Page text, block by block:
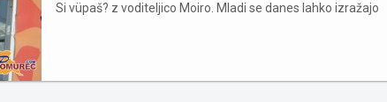
Si vüpaš? z voditeljico Moiro. Mladi se danes lahko izražajo